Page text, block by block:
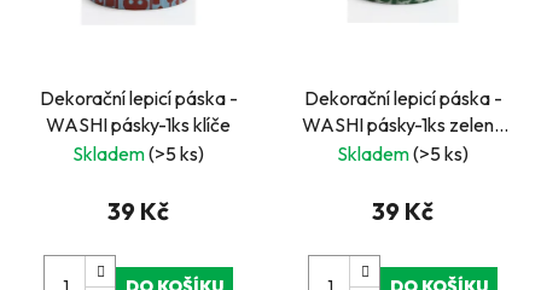
Dekorační lepicí páska -
WASHI pásky-1ks klíče
Skladem(>5 ks)
39 Kč
Dekorační lepicí páska -
WASHI pásky-1ks zelená
čísla
Skladem(>5 ks)
39 Kč